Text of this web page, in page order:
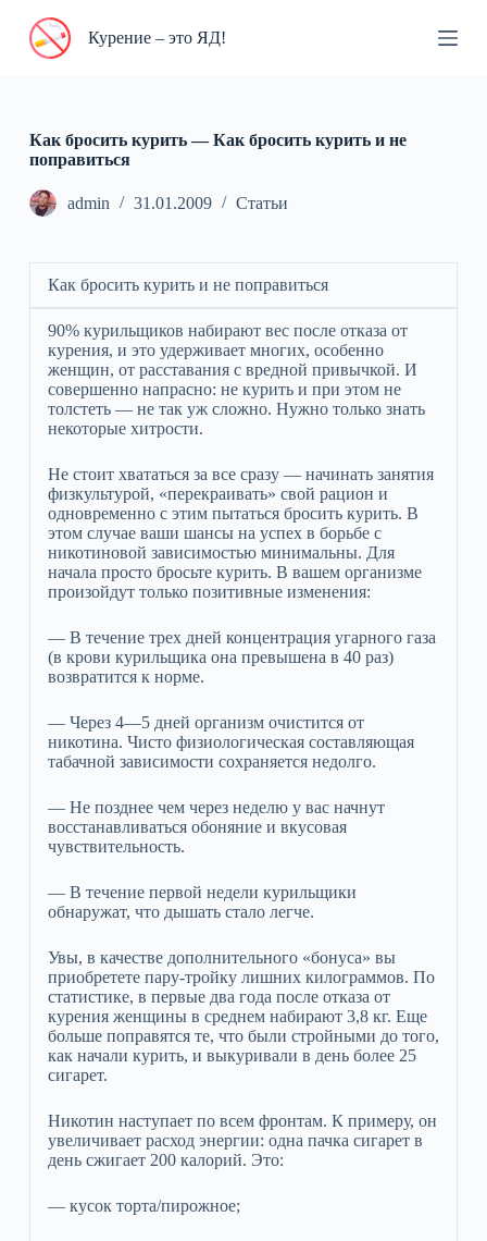
П
и
к
у
Курение – это ЯД!
Как бросить курить — Как бросить курить и не
поправиться
admin 31.01.2009 Статьи
Как бросить курить и не поправиться
90% курильщиков набирают вес после отказа от
курения, и это удерживает многих, особенно
женщин, от расставания с вредной привычкой. И
совершенно напрасно: не курить и при этом не
толстеть — не так уж сложно. Нужно только знать
некоторые хитрости.
Не стоит хвататься за все сразу — начинать занятия
физкультурой, «перекраивать» свой рацион и
одновременно с этим пытаться бросить курить. В
этом случае ваши шансы на успех в борьбе с
никотиновой зависимостью минимальны. Для
начала просто бросьте курить. В вашем организме
произойдут только позитивные изменения:
— В течение трех дней концентрация угарного газа
(в крови курильщика она превышена в 40 раз)
возвратится к норме.
— Через 4—5 дней организм очистится от
никотина. Чисто физиологическая составляющая
табачной зависимости сохраняется недолго.
— Не позднее чем через неделю у вас начнут
восстанавливаться обоняние и вкусовая
чувствительность.
— В течение первой недели курильщики
обнаружат, что дышать стало легче.
Увы, в качестве дополнительного «бонуса» вы
приобретете пару-тройку лишних килограммов. По
статистике, в первые два года после отказа от
курения женщины в среднем набирают 3,8 кг. Еще
больше поправятся те, что были стройными до того,
как начали курить, и выкуривали в день более 25
сигарет.
Никотин наступает по всем фронтам. К примеру, он
увеличивает расход энергии: одна пачка сигарет в
день сжигает 200 калорий. Это:
— кусок торта/пирожное;